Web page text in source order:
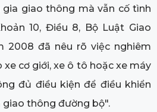
giao thông mà vẫn cố tình
10, Điều 8, Bộ Luật Giao
2008 đã nêu rõ việc nghiêm
xe cơ giới, xe ô tô hoặc xe máy
đủ điều kiện để điều khiển
thông đường bộ".